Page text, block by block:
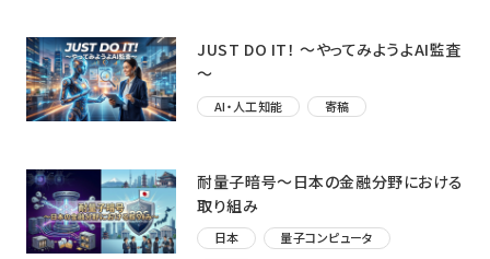
JUST DO IT！ ～やってみようよAI監査
～
AI・人工知能 寄稿
耐量子暗号～日本の金融分野における
取り組み
日本
量子コンピュータ